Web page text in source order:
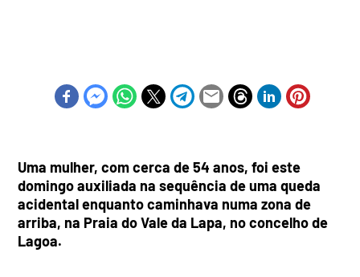
Uma mulher, com cerca de 54 anos, foi este
domingo auxiliada na sequência de uma queda
acidental enquanto caminhava numa zona de
arriba, na Praia do Vale da Lapa, no concelho de
Lagoa.